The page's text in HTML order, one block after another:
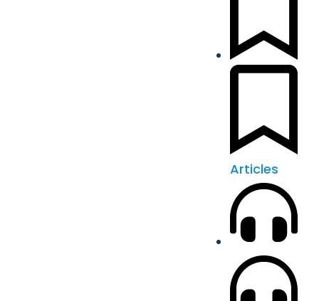
Articles